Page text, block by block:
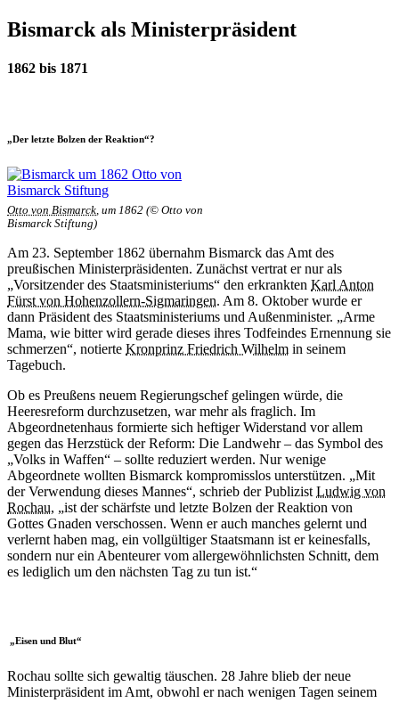
Bismarck als Ministerpräsident
1862 bis 1871
„Der letzte Bolzen der Reaktion“?
Otto von Bismarck, um 1862 (© Otto von
Bismarck Stiftung)
Am 23. September 1862 übernahm Bismarck das Amt des
preußischen Ministerpräsidenten. Zunächst vertrat er nur als
„Vorsitzender des Staatsministeriums“ den erkrankten Karl Anton
Fürst von Hohenzollern-Sigmaringen. Am 8. Oktober wurde er
dann Präsident des Staatsministeriums und Außenminister. „Arme
Mama, wie bitter wird gerade dieses ihres Todfeindes Ernennung sie
schmerzen“, notierte Kronprinz Friedrich Wilhelm in seinem
Tagebuch.
Ob es Preußens neuem Regierungschef gelingen würde, die
Heeresreform durchzusetzen, war mehr als fraglich. Im
Abgeordnetenhaus formierte sich heftiger Widerstand vor allem
gegen das Herzstück der Reform: Die Landwehr – das Symbol des
„Volks in Waffen“ – sollte reduziert werden. Nur wenige
Abgeordnete wollten Bismarck kompromisslos unterstützen. „Mit
der Verwendung dieses Mannes“, schrieb der Publizist Ludwig von
Rochau, „ist der schärfste und letzte Bolzen der Reaktion von
Gottes Gnaden verschossen. Wenn er auch manches gelernt und
verlernt haben mag, ein vollgültiger Staatsmann ist er keinesfalls,
sondern nur ein Abenteurer vom allergewöhnlichsten Schnitt, dem
es lediglich um den nächsten Tag zu tun ist.“
„Eisen und Blut“
Rochau sollte sich gewaltig täuschen. 28 Jahre blieb der neue
Ministerpräsident im Amt, obwohl er nach wenigen Tagen seinem